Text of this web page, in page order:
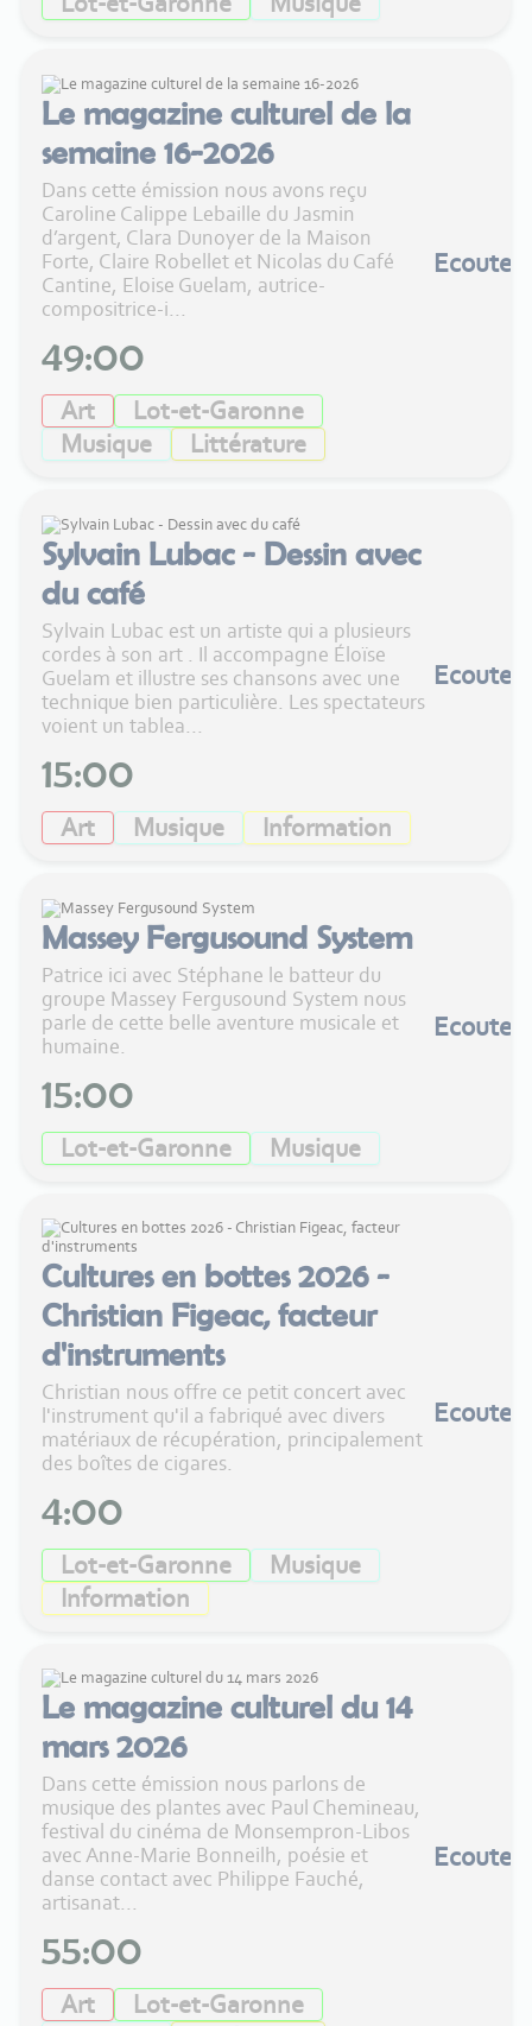
Le magazine culturel de la
semaine 16-2026
Dans cette émission nous avons reçu
Caroline Calippe Lebaille du Jasmin
d’argent, Clara Dunoyer de la Maison
Forte, Claire Robellet et Nicolas du Café
Cantine, Eloise Guelam, autrice-
compositrice-i...
49:00
Art
Lot-et-Garonne
Musique
Littérature
Ecouter
Sylvain Lubac - Dessin avec
du café
Sylvain Lubac est un artiste qui a plusieurs
cordes à son art . Il accompagne Éloïse
Guelam et illustre ses chansons avec une
technique bien particulière. Les spectateurs
voient un tablea...
15:00
Art Musique Information
Ecouter
Massey Fergusound System
Patrice ici avec Stéphane le batteur du
groupe Massey Fergusound System nous
parle de cette belle aventure musicale et
humaine.
15:00
Lot-et-Garonne Musique
Ecouter
Cultures en bottes 2026 -
Christian Figeac, facteur
d'instruments
Christian nous offre ce petit concert avec
l'instrument qu'il a fabriqué avec divers
matériaux de récupération, principalement
des boîtes de cigares.
4:00
Lot-et-Garonne
Musique
Information
Ecouter
Le magazine culturel du 14
mars 2026
Dans cette émission nous parlons de
musique des plantes avec Paul Chemineau,
festival du cinéma de Monsempron-Libos
avec Anne-Marie Bonneilh, poésie et
danse contact avec Philippe Fauché,
artisanat...
55:00
Art
Lot-et-Garonne
Ecouter